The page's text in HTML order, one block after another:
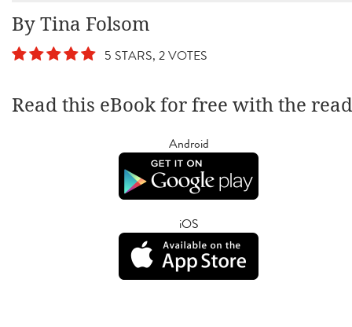
By Tina Folsom
5 STARS, 2 VOTES
Read this eBook for free with the
Android
iOS